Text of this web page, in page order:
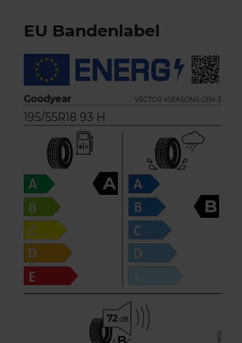
EU Bandenlabel
Goodyear VECTOR 4SEASONS GEN-3
195/55R18 93 H
A
B
72